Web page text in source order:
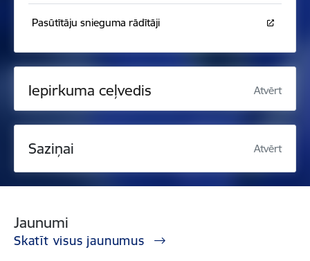
Pasūtītāju snieguma rādītāji
Iepirkuma ceļvedis Atvērt
Saziņai Atvērt
Jaunumi
Skatīt visus jaunumus